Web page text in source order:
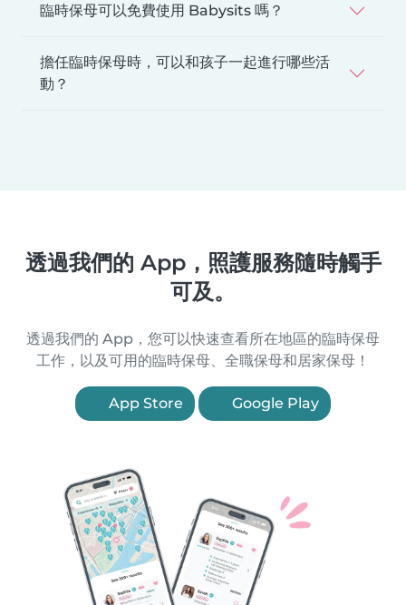
臨時保母可以免費使用 Babysits 嗎？
擔任臨時保母時，可以和孩子一起進行哪些活
動？
透過我們的 App，照護服務隨時觸手
可及。
透過我們的 App，您可以快速查看所在地區的臨時保母
工作，以及可用的臨時保母、全職保母和居家保母！
App Store Google Play